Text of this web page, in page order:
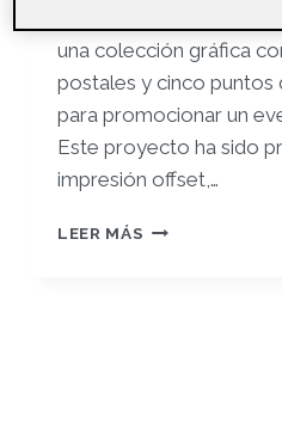
una colección gráfica
postales y cinco puntos
para promocionar un
Este proyecto ha sido
impresión offset,…
LEER MÁS RETO